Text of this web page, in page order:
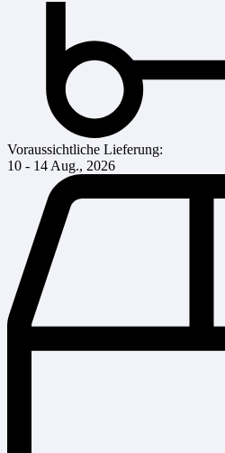
Voraussichtliche Lieferung:
10 - 14 Aug., 2026